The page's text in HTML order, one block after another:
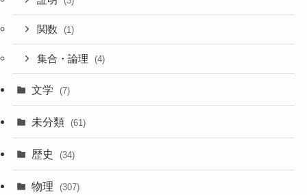
関数 (1)
集合・論理 (4)
文学 (7)
未分類 (61)
歴史 (34)
物理 (307)